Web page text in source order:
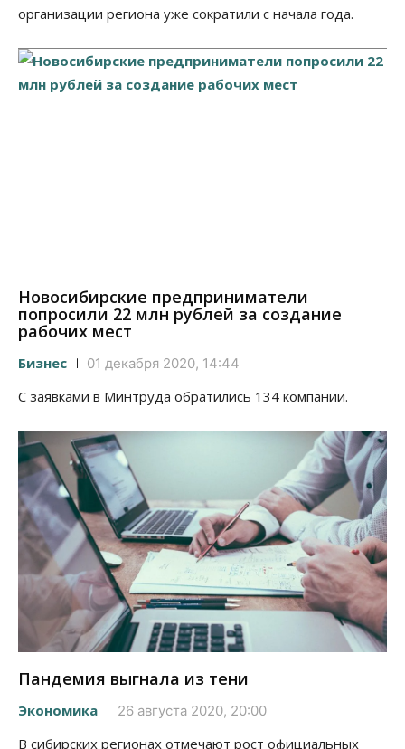
организации региона уже сократили с начала года.
Новосибирские предприниматели
попросили 22 млн рублей за создание
рабочих мест
Бизнес 01 декабря 2020, 14:44
С заявками в Минтруда обратились 134 компании.
Пандемия выгнала из тени
Экономика 26 августа 2020, 20:00
В сибирских регионах отмечают рост официальных